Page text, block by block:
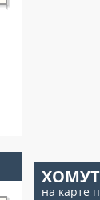
на карте